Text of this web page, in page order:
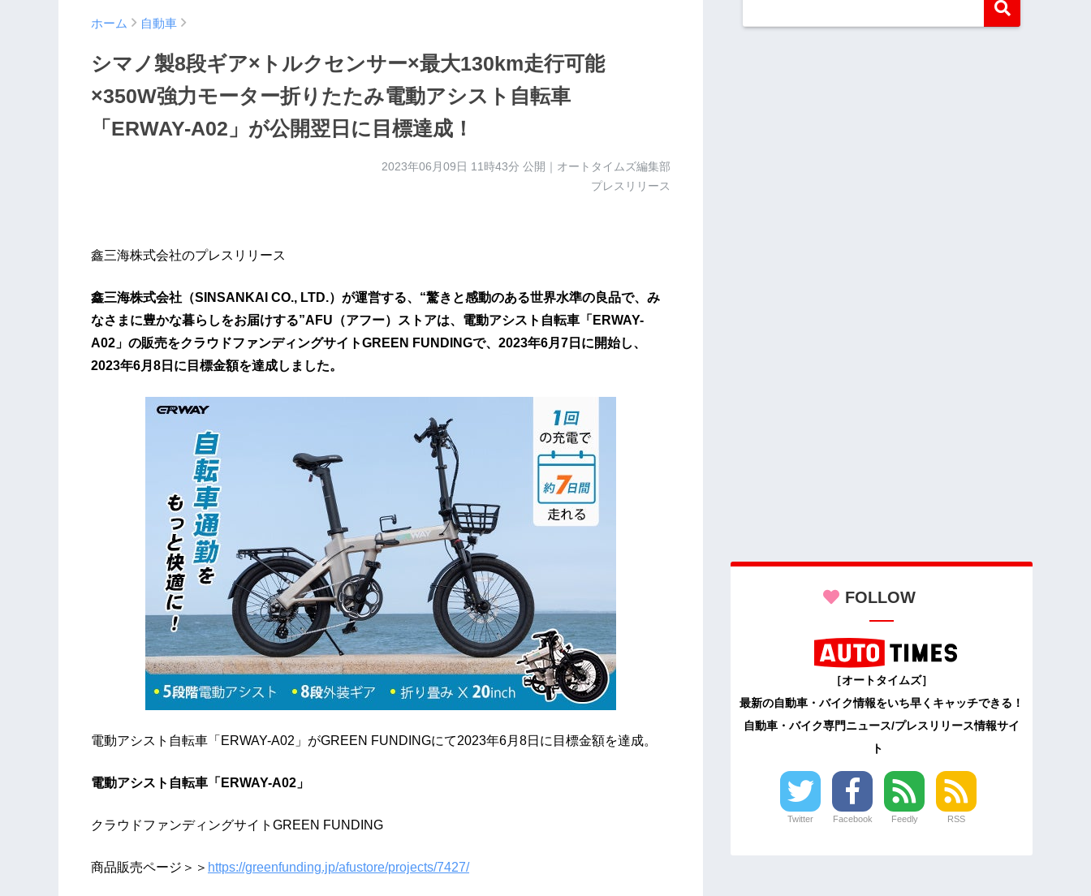
ホーム 自動車
シマノ製8段ギア×トルクセンサー×最大130km走行可能
×350W強力モーター折りたたみ電動アシスト自転車
「ERWAY-A02」が公開翌日に目標達成！
2023年06月09日 11時43分 公開｜オートタイムズ編集部
プレスリリース
鑫三海株式会社のプレスリリース
鑫三海株式会社（SINSANKAI CO., LTD.）が運営する、“驚きと感動のある世界水準の良品で、み
なさまに豊かな暮らしをお届けする”AFU（アフー）ストアは、電動アシスト自転車「ERWAY-
A02」の販売をクラウドファンディングサイトGREEN FUNDINGで、2023年6月7日に開始し、
2023年6月8日に目標金額を達成しました。
電動アシスト自転車「ERWAY-A02」がGREEN FUNDINGにて2023年6月8日に目標金額を達成。
電動アシスト自転車「ERWAY-A02」
クラウドファンディングサイトGREEN FUNDING
商品販売ページ＞＞ https://greenfunding.jp/afustore/projects/7427/
FOLLOW
［オートタイムズ］
最新の自動車・バイク情報をいち早くキャッチできる！
自動車・バイク専門ニュース/プレスリリース情報サイ
ト
Twitter Facebook Feedly RSS